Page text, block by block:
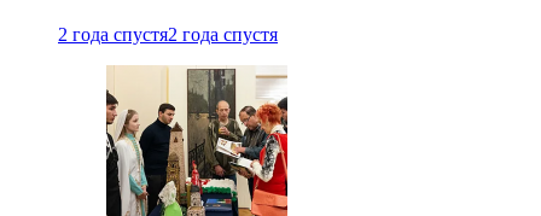
2 года спустя2 года спустя